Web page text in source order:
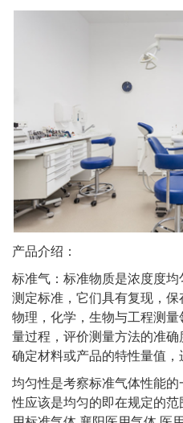
产品介绍：
标准气：标准物质是浓度度
测定标准，它们具有复现，
物理，化学，生物与工程测
量过程，评价测量方法的准确
确定材料或产品的特性量值，
均匀性是考察标准气体性能
性应该是均匀的即在规定的